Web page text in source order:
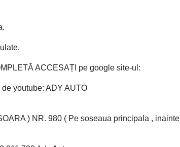
ACCESAȚI pe google site-ul:
youtube: ADY AUTO
) NR. 980 ( Pe soseaua principala , inainte